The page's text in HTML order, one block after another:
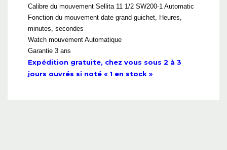
Calibre du mouvement Sellita 11 1/2 SW200-1 Automatic
Fonction du mouvement date grand guichet, Heures,
minutes, secondes
Watch mouvement Automatique
Garantie 3 ans
Expédition gratuite, chez vous sous 2 à 3
jours ouvrés si noté « 1 en stock »